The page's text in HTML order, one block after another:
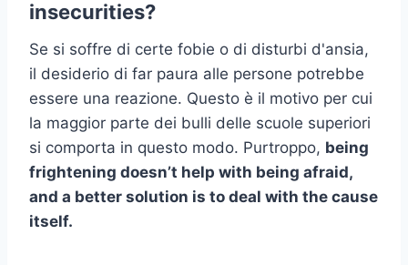
insecurities?
Se si soffre di certe fobie o di disturbi d'ansia,
il desiderio di far paura alle persone potrebbe
essere una reazione. Questo è il motivo per cui
la maggior parte dei bulli delle scuole superiori
si comporta in questo modo. Purtroppo, being
frightening doesn’t help with being afraid,
and a better solution is to deal with the cause
itself.